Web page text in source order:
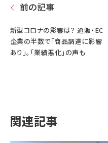
前の記事
新型コロナの影響は？ 通販・EC
企業の半数で「商品調達に影響
あり」。「業績悪化」の声も
関連記事